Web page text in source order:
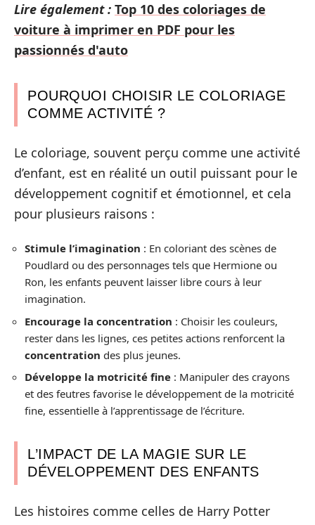
Lire également : Top 10 des coloriages de
voiture à imprimer en PDF pour les
passionnés d'auto
POURQUOI CHOISIR LE COLORIAGE
COMME ACTIVITÉ ?
Le coloriage, souvent perçu comme une activité
d’enfant, est en réalité un outil puissant pour le
développement cognitif et émotionnel, et cela
pour plusieurs raisons :
Stimule l’imagination : En coloriant des scènes de
Poudlard ou des personnages tels que Hermione ou
Ron, les enfants peuvent laisser libre cours à leur
imagination.
Encourage la concentration : Choisir les couleurs,
rester dans les lignes, ces petites actions renforcent la
concentration des plus jeunes.
Développe la motricité fine : Manipuler des crayons
et des feutres favorise le développement de la motricité
fine, essentielle à l’apprentissage de l’écriture.
L’IMPACT DE LA MAGIE SUR LE
DÉVELOPPEMENT DES ENFANTS
Les histoires comme celles de Harry Potter